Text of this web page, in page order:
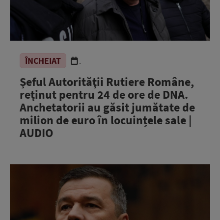
ÎNCHEIAT .
Șeful Autorităţii Rutiere Române,
reținut pentru 24 de ore de DNA.
Anchetatorii au găsit jumătate de
milion de euro în locuințele sale |
AUDIO